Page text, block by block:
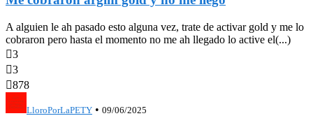
A alguien le ah pasado esto alguna vez, trate de activar gold y me lo
cobraron pero hasta el momento no me ah llegado lo active el(...)
3
3
878
LloroPorLaPETY • 09/06/2025